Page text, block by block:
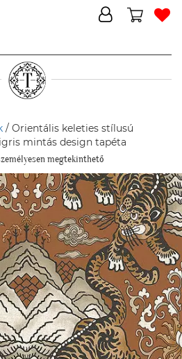
/ Orientális keleties stílusú
mintás design tapéta
megtekinthető